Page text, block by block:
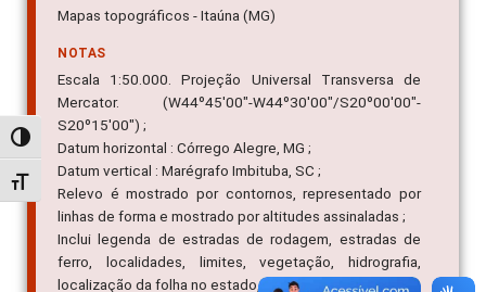
Alternar alto contraste
Alternar tamanho da fonte
Mapas topográficos - Itaúna (MG)
NOTAS
Escala 1:50.000. Projeção Universal Transversa de
Mercator. (W44º45'00"-W44º30'00"/S20º00'00"-
S20º15'00") ;
Datum horizontal : Córrego Alegre, MG ;
Datum vertical : Marégrafo Imbituba, SC ;
Relevo é mostrado por contornos, representado por
linhas de forma e mostrado por altitudes assinaladas ;
Inclui legenda de estradas de rodagem, estradas de
ferro, localidades, limites, vegetação, hidrografia,
localização da folha no estado, articulação da folha ;